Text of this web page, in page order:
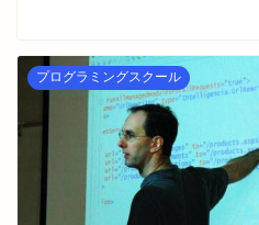
プログラミングスクール